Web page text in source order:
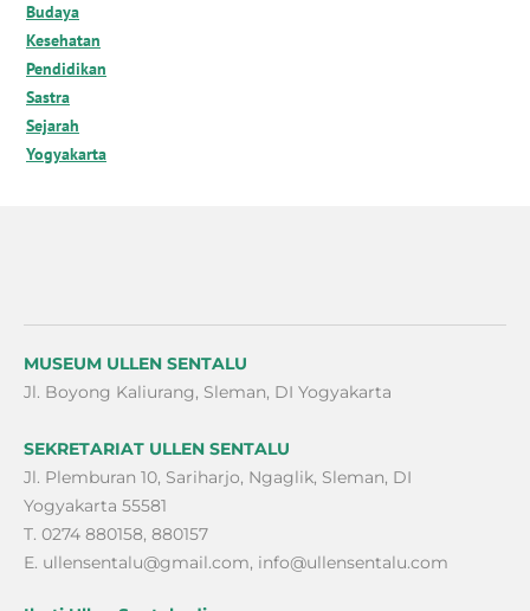
Budaya
Kesehatan
Pendidikan
Sastra
Sejarah
Yogyakarta
MUSEUM ULLEN SENTALU
Jl. Boyong Kaliurang, Sleman, DI Yogyakarta
SEKRETARIAT ULLEN SENTALU
Jl. Plemburan 10, Sariharjo, Ngaglik, Sleman, DI
Yogyakarta 55581
T. 0274 880158, 880157
E. ullensentalu@gmail.com, info@ullensentalu.com